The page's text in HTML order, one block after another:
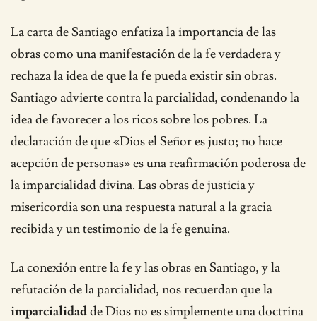
La carta de Santiago enfatiza la importancia de las
obras como una manifestación de la fe verdadera y
rechaza la idea de que la fe pueda existir sin obras.
Santiago advierte contra la parcialidad, condenando la
idea de favorecer a los ricos sobre los pobres. La
declaración de que «Dios el Señor es justo; no hace
acepción de personas» es una reafirmación poderosa de
la imparcialidad divina. Las obras de justicia y
misericordia son una respuesta natural a la gracia
recibida y un testimonio de la fe genuina.
La conexión entre la fe y las obras en Santiago, y la
refutación de la parcialidad, nos recuerdan que la
imparcialidadde Dios no es simplemente una doctrina